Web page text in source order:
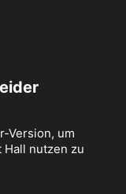
Version, um
nutzen zu